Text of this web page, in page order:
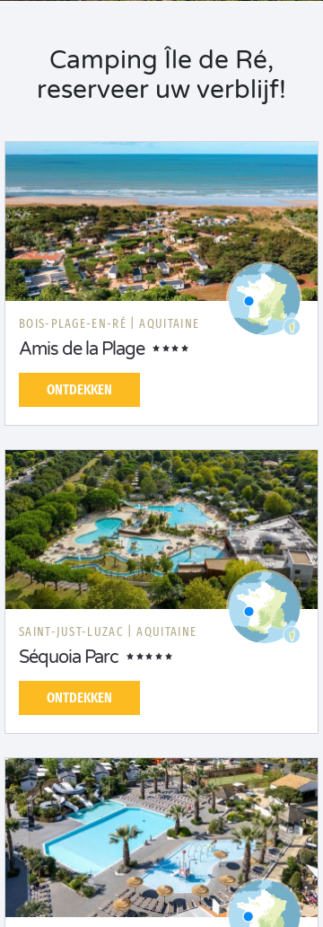
Camping Île de Ré,
reserveer uw verblijf!
BOIS-PLAGE-EN-RÉ | AQUITAINE
Amis de la Plage
ONTDEKKEN
SAINT-JUST-LUZAC | AQUITAINE
Séquoia Parc
ONTDEKKEN